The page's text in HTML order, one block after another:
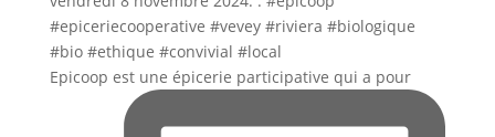
Epicoop est une épicerie participative qui a pour